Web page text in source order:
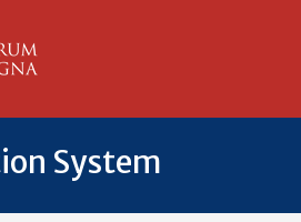
System